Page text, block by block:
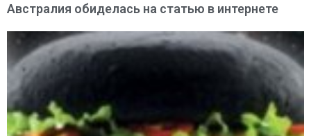
Австралия обиделась на статью в интернете